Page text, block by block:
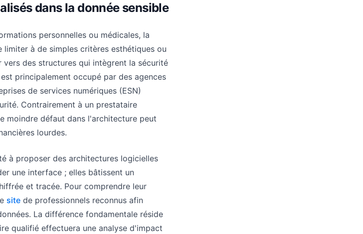
dans la donnée sensible
personnelles ou médicales, la
à de simples critères esthétiques ou
des structures qui intègrent la sécurité
principalement occupé par des agences
de services numériques (ESN)
Contrairement à un prestataire
moindre défaut dans l'architecture peut
lourdes.
à proposer des architectures logicielles
une interface ; elles bâtissent un
et tracée. Pour comprendre leur
site de professionnels reconnus afin
La différence fondamentale réside
qualifié effectuera une analyse d'impact